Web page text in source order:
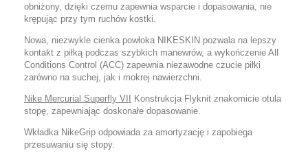
obniżony, dzięki czemu zapewnia wsparcie i dopasowania, nie
krępując przy tym ruchów kostki.
Nowa, niezwykle cienka powłoka NIKESKIN pozwala na lepszy
kontakt z piłką podczas szybkich manewrów, a wykończenie All
Conditions Control (ACC) zapewnia niezawodne czucie piłki
zarówno na suchej, jak i mokrej nawierzchni.
Nike Mercurial Superfly VII
Konstrukcja Flyknit znakomicie otula
stopę, zapewniając doskonałe dopasowanie.
Wkładka NikeGrip odpowiada za amortyzację i zapobiega
przesuwaniu się stopy.